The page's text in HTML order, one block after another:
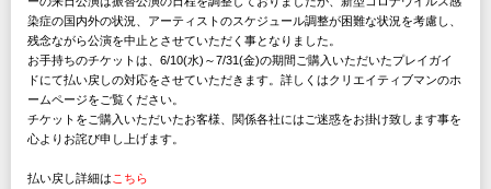
染症の国内外の状況、アーティストのスケジュール調整が困難な状況を考慮し、
残念ながら公演を中止とさせていただく事となりました。
お手持ちのチケットは、6/10(水)～7/31(金)の期間ご購入いただいたプレイガイ
ドにて払い戻しの対応をさせていただきます。詳しくはクリエイティブマンのホ
ームページをご覧ください。
チケットをご購入いただいたお客様、関係各社にはご迷惑をお掛け致します事を
心よりお詫び申し上げます。
払い戻し詳細は こちら